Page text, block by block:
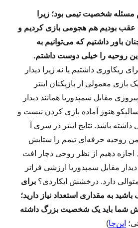
مسئله شخصیت تیمی بود؛ زیرا
عقب بودیم هم هجومی بازی کردیم و
باور داشتیم که می‌توانیم به
روحیه را خیلی دوست داشتم.
ریکاوری داشتیم یا نه زیرا دیدار
بازی معمولی از بازیکنان اینتر
مقابل سمپدوریا همانند دیدار
هنوز آماده بازی کردن نیست و
باشد. نتایج اینتر در سری آ
روحیه حرفه‌ای تیمم را ستایش
اجازه دهیم از نظر روحی دچار افت
مقابل سمپدوریا ارزشی فراتر
برای
به مقداری استعداد نیاز دارید؛
دقیقه تلاش شما باید یک شخصیت بزرگ داشته
این‌جا)